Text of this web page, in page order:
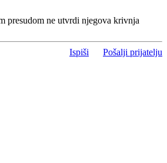
presudom ne utvrdi njegova krivnja
Ispiši Pošalji prijatelju